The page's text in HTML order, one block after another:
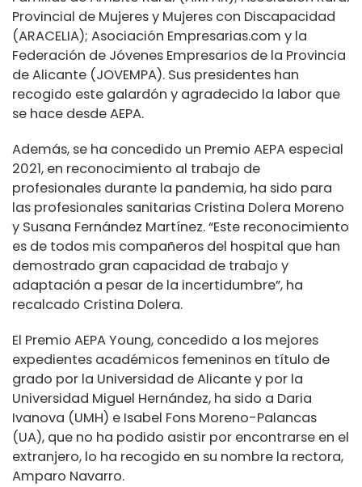
Provincial de Mujeres y Mujeres con Discapacidad
(ARACELIA); Asociación Empresarias.com y la
Federación de Jóvenes Empresarios de la Provincia
de Alicante (JOVEMPA). Sus presidentes han
recogido este galardón y agradecido la labor que
se hace desde AEPA.
Además, se ha concedido un Premio AEPA especial
2021, en reconocimiento al trabajo de
profesionales durante la pandemia, ha sido para
las profesionales sanitarias Cristina Dolera Moreno
y Susana Fernández Martínez. “Este reconocimiento
es de todos mis compañeros del hospital que han
demostrado gran capacidad de trabajo y
adaptación a pesar de la incertidumbre”, ha
recalcado Cristina Dolera.
El Premio AEPA Young, concedido a los mejores
expedientes académicos femeninos en título de
grado por la Universidad de Alicante y por la
Universidad Miguel Hernández, ha sido a Daria
Ivanova (UMH) e Isabel Fons Moreno-Palancas
(UA), que no ha podido asistir por encontrarse en el
extranjero, lo ha recogido en su nombre la rectora,
Amparo Navarro.